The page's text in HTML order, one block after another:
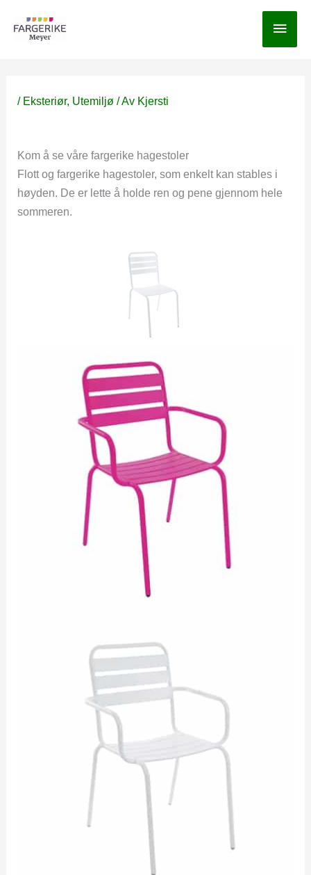
rett
/ Eksteriør, Utemiljø / Av Kjersti
Kom å se våre fargerike hagestoler
Flott og fargerike hagestoler, som enkelt kan stables i
høyden. De er lette å holde ren og pene gjennom hele
sommeren.